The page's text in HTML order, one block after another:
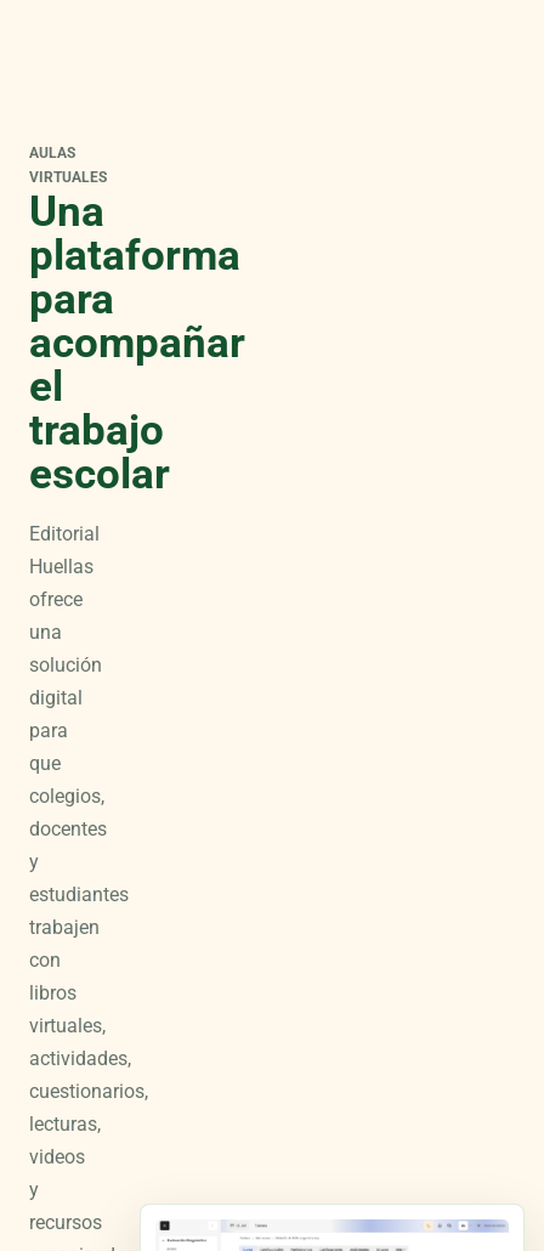
AULAS
VIRTUALES
Una
plataforma
para
acompañar
el
trabajo
escolar
Editorial
Huellas
ofrece
una
solución
digital
para
que
colegios,
docentes
y
estudiantes
trabajen
con
libros
virtuales,
actividades,
cuestionarios,
lecturas,
videos
y
recursos